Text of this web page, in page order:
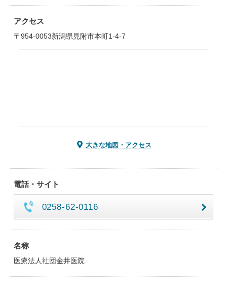
アクセス
〒954-0053新潟県見附市本町1-4-7
大きな地図・アクセス
電話・サイト
0258-62-0116
名称
医療法人社団金井医院